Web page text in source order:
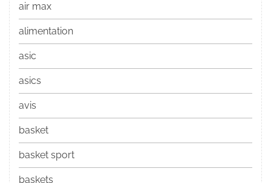
air max
alimentation
asic
asics
avis
basket
basket sport
baskets